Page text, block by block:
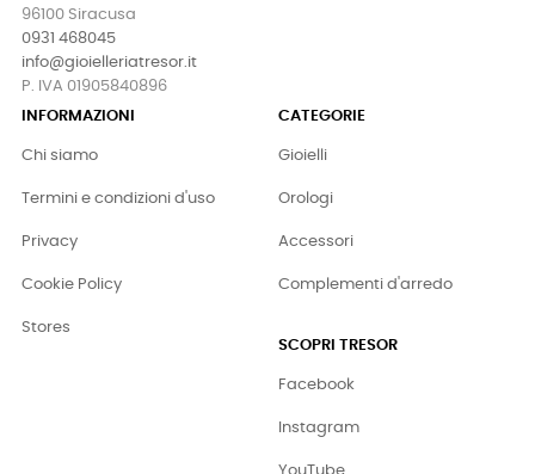
96100 Siracusa
0931 468045
info@gioielleriatresor.it
P. IVA 01905840896
INFORMAZIONI
Chi siamo
Termini e condizioni d'uso
Privacy
Cookie Policy
Stores
CATEGORIE
Gioielli
Orologi
Accessori
Complementi d'arredo
SCOPRI TRESOR
Facebook
Instagram
YouTube